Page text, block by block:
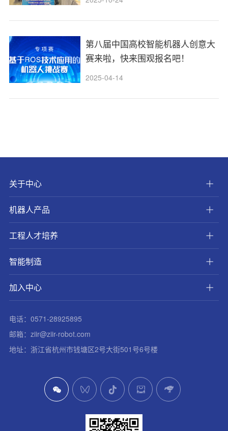
第八届中国高校智能机器人创意大
赛来啦，快来围观报名吧！
2025-04-14
关于中心
机器人产品
工程人才培养
智能制造
加入中心
电话：0571-28925895
邮箱：ziir@ziir-robot.com
地址：浙江省杭州市钱塘区2号大街501号6号楼